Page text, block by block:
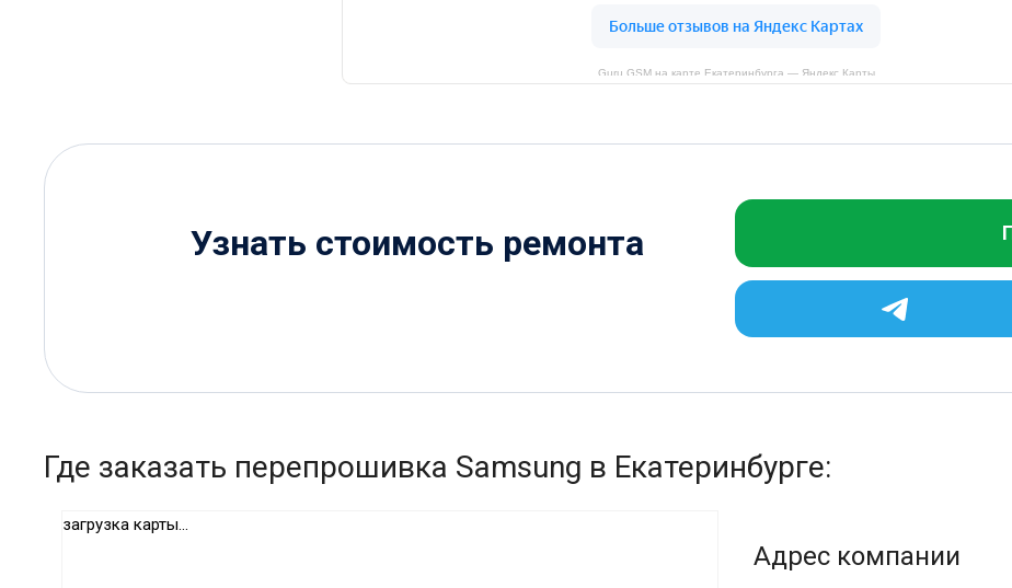
Guru GSM на карте Екатеринбурга — Яндекс Карты
Узнать стоимость ремонта
Где заказать перепрошивка Samsung в Екатеринбурге:
загрузка карты...
Адрес компании